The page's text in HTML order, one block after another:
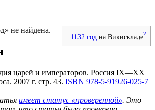
1132 год на Викискладе?
не найдена.
царей и императоров. Россия IX—XX
2007 г. стр. 43. ISBN 978-5-91926-025-7
имеет статус «проверенной». Это